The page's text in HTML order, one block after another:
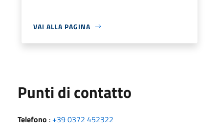
VAI ALLA PAGINA
Punti di contatto
Telefono : +39 0372 452322